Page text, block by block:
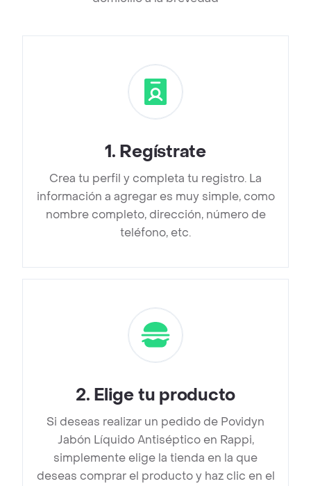
1. Regístrate
Crea tu perfil y completa tu registro. La
información a agregar es muy simple, como
nombre completo, dirección, número de
teléfono, etc.
2. Elige tu producto
Si deseas realizar un pedido de Povidyn
Jabón Líquido Antiséptico en Rappi,
simplemente elige la tienda en la que
deseas comprar el producto y haz clic en el